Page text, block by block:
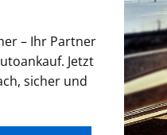
– Ihr Partner
Jetzt
sicher und